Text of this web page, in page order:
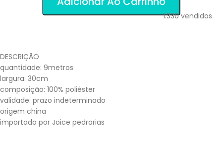
1.330vendidos
DESCRIÇÃO
quantidade: 9metros
largura: 30cm
composição: 100% poliéster
validade: prazo indeterminado
origem china
importado por Joice pedrarias